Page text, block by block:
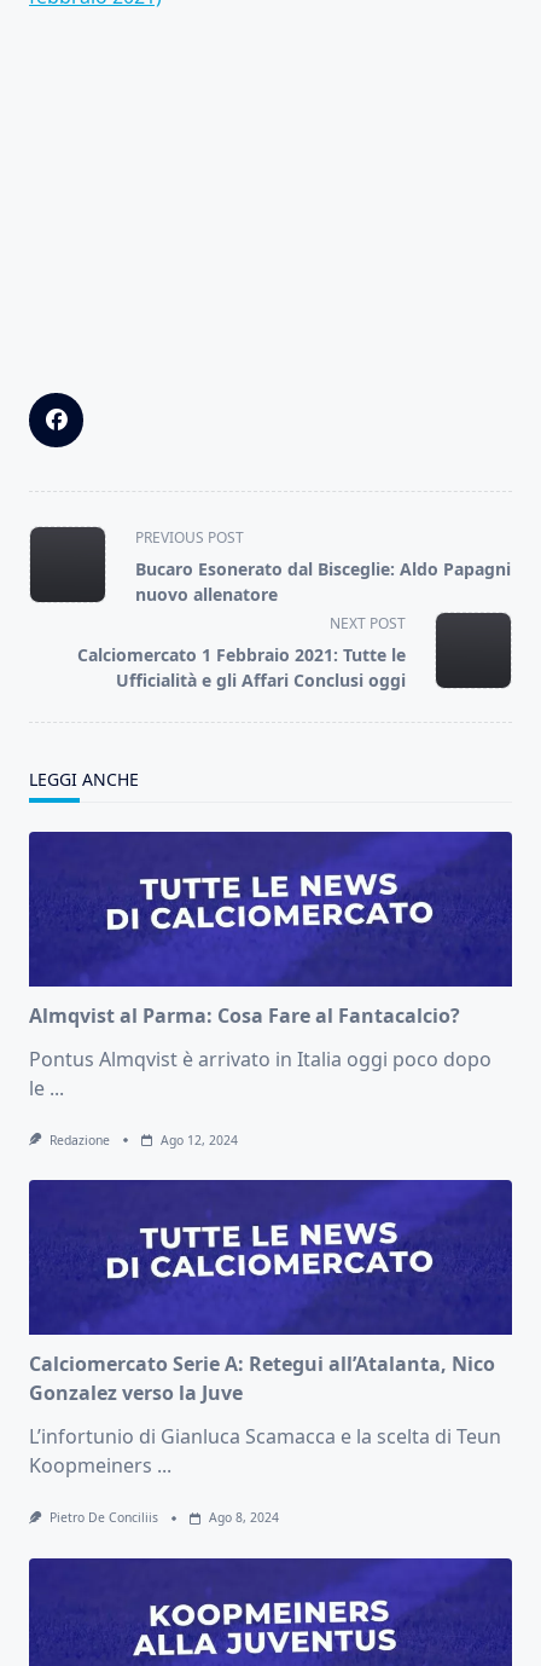
<span
class="nav-
subtitle
reader-
text">Page</span>
PREVIOUS POST
Bucaro Esonerato dal Bisceglie: Aldo Papagni
nuovo allenatore
NEXT POST
Calciomercato 1 Febbraio 2021: Tutte le
Ufficialità e gli Affari Conclusi oggi
LEGGI ANCHE
Almqvist al Parma: Cosa Fare al Fantacalcio?
Pontus Almqvist è arrivato in Italia oggi poco dopo
le ...
Redazione Ago 12, 2024
Calciomercato Serie A: Retegui all’Atalanta, Nico
Gonzalez verso la Juve
L’infortunio di Gianluca Scamacca e la scelta di Teun
Koopmeiners ...
Pietro De Conciliis Ago 8, 2024